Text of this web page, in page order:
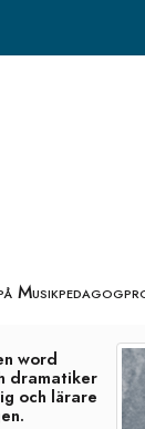
word
dramatiker
och lärare